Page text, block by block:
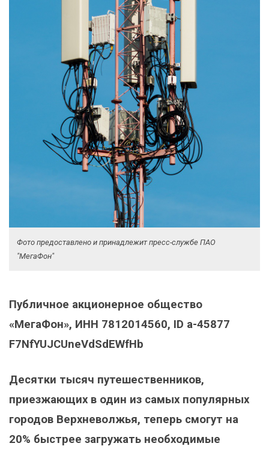
Фото предоставлено и принадлежит пресс-службе ПАО
"МегаФон"
Публичное акционерное общество
«МегаФон», ИНН 7812014560, ID a-45877
F7NfYUJCUneVdSdEWfHb
Десятки тысяч путешественников,
приезжающих в один из самых популярных
городов Верхневолжья, теперь смогут на
20% быстрее загружать необходимые